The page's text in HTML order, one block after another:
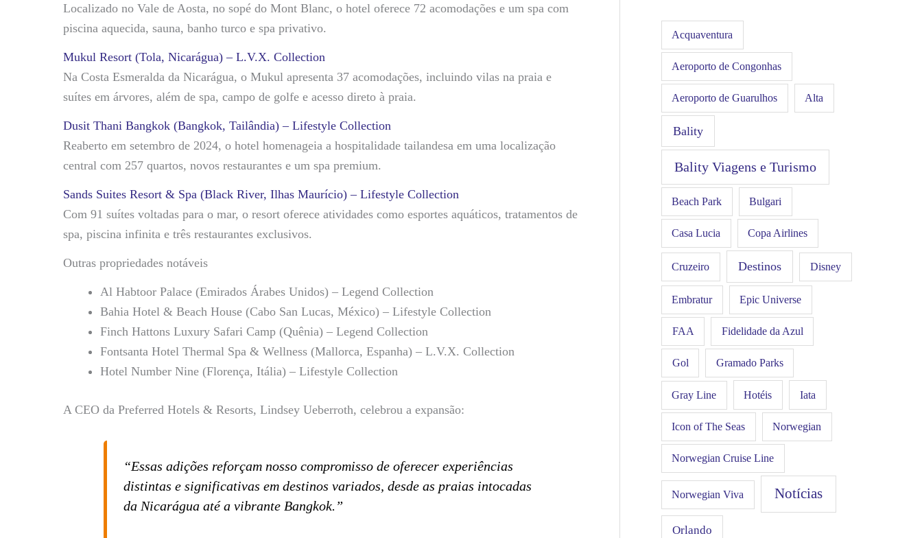
Localizado no Vale de Aosta, no sopé do Mont Blanc, o hotel oferece 72 acomodações e um spa com
piscina aquecida, sauna, banho turco e spa privativo.
Mukul Resort (Tola, Nicarágua) – L.V.X. Collection
Na Costa Esmeralda da Nicarágua, o Mukul apresenta 37 acomodações, incluindo vilas na praia e
suítes em árvores, além de spa, campo de golfe e acesso direto à praia.
Dusit Thani Bangkok (Bangkok, Tailândia) – Lifestyle Collection
Reaberto em setembro de 2024, o hotel homenageia a hospitalidade tailandesa em uma localização
central com 257 quartos, novos restaurantes e um spa premium.
Sands Suites Resort & Spa (Black River, Ilhas Maurício) – Lifestyle Collection
Com 91 suítes voltadas para o mar, o resort oferece atividades como esportes aquáticos, tratamentos de
spa, piscina infinita e três restaurantes exclusivos.
Outras propriedades notáveis
Al Habtoor Palace (Emirados Árabes Unidos) – Legend Collection
Bahia Hotel & Beach House (Cabo San Lucas, México) – Lifestyle Collection
Finch Hattons Luxury Safari Camp (Quênia) – Legend Collection
Fontsanta Hotel Thermal Spa & Wellness (Mallorca, Espanha) – L.V.X. Collection
Hotel Number Nine (Florença, Itália) – Lifestyle Collection
A CEO da Preferred Hotels & Resorts, Lindsey Ueberroth, celebrou a expansão:
“Essas adições reforçam nosso compromisso de oferecer experiências
distintas e significativas em destinos variados, desde as praias intocadas
da Nicarágua até a vibrante Bangkok.”
Acquaventura
Aeroporto de Congonhas
Aeroporto de Guarulhos Alta
Bality
Bality Viagens e Turismo
Beach Park Bulgari
Casa Lucia Copa Airlines
Cruzeiro Destinos Disney
Embratur Epic Universe
FAA Fidelidade da Azul
Gol Gramado Parks
Gray Line Hotéis Iata
Icon of The Seas Norwegian
Norwegian Cruise Line
Norwegian Viva Notícias
Orlando